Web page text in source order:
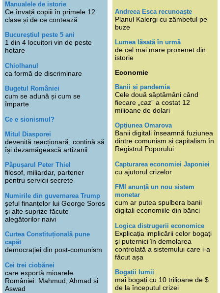
Manualele de istorie
Ce învață copiii în primele 12
clase și de ce contează
Bucureștiul peste 5 ani
1 din 4 locuitori vin de peste
hotare
Chiolhanul
ca formă de discriminare
Bugetul României
cum se adună și cum se
împarte
Ce e sionismul?
Mitul Diasporei
devenită reacționară, contină să
își dezamăgească artizanii
Păpușarul Peter Thiel
filosof, miliardar, partener
pentru servicii secrete
Numirile din guvernarea Trump
șeful finanțelor lui George Soros
și alte suprize făcute
alegătorilor naivi
Curtea Constituțională pune
capăt
democrației din post-comunism
Cei trei ciobănei
care exportă mioarele
României: Mahmud, Ahmad și
Aswad
Andreea Esca recunoaște
Planul Kalergi cu zâmbetul pe
buze
Lumea lăsată în urmă
de cel mai mare proxenet din
istorie
Economie
Banii și pandemia
Cele două săptămâni când
fiecare „caz” a costat 12
milioane de dolari
Opțiunea Omarova
Banii digitali înseamnă fuziunea
dintre comunism și capitalism în
Registrul Poporului
Capturarea economiei Japoniei
cu ajutorul crizelor
FMI anunță un nou sistem
monetar
cum ar putea spulbera banii
digitali economiile din bănci
Logica distrugerii economice
Explicația implicării celor bogați
și puternici în demolarea
controlată a sistemului care i-a
făcut așa
Bogații lumii
mai bogați cu 10 trilioane de $
de la începutul crizei